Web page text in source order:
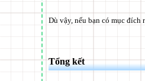
Dù vậy, nếu bạn có mục
Tổng kết